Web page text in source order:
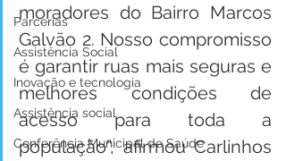
Parcerias
Assistência Social
Inovação e tecnologia
Assistência social
Conferência Municipal de Saúde
moradores do Bairro Marcos
Galvão 2. Nosso compromisso
é garantir ruas mais seguras e
melhores condições de
acesso para toda a
população”, afirmou Carlinhos